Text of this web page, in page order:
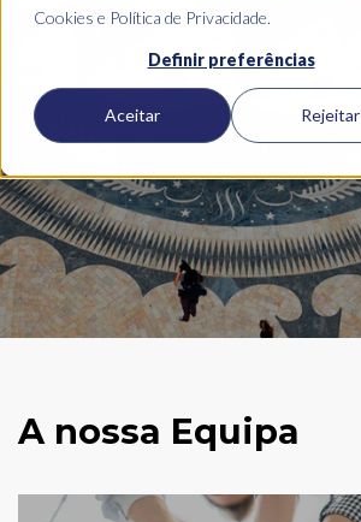
Cookies e Política de Privacidade.
Definir preferências
Aceitar Rejeitar
A nossa Equipa